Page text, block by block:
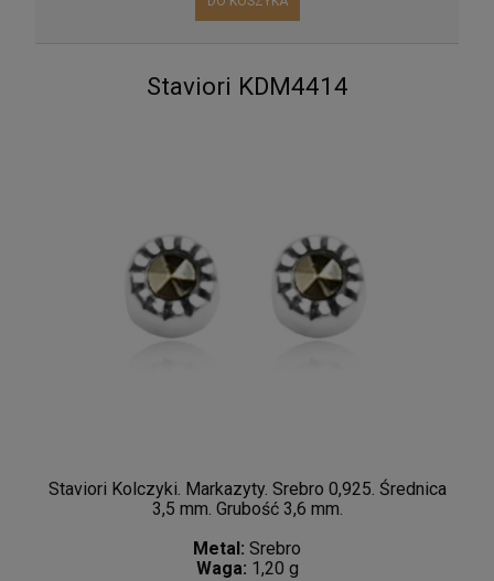
Staviori KDM4414
Staviori Kolczyki. Markazyty. Srebro 0,925. Średnica
3,5 mm. Grubość 3,6 mm.
Metal: Srebro
Waga: 1,20 g